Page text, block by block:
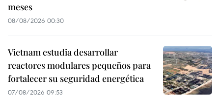
meses
08/08/2026 00:30
Vietnam estudia desarrollar
reactores modulares pequeños para
fortalecer su seguridad energética
07/08/2026 09:53